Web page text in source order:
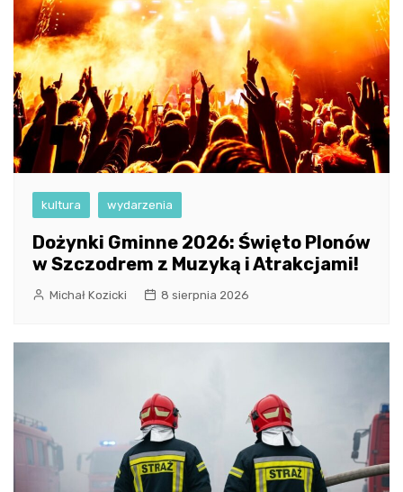
kultura wydarzenia
Dożynki Gminne 2026: Święto Plonów
w Szczodrem z Muzyką i Atrakcjami!
Michał Kozicki 8 sierpnia 2026